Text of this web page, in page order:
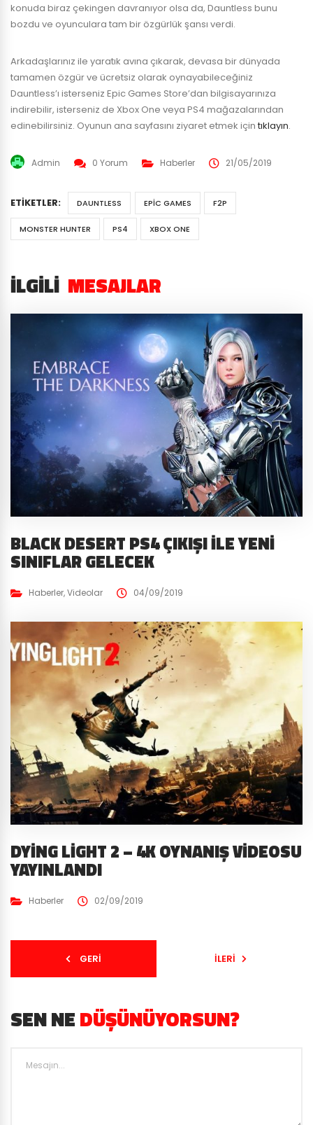
konuda biraz çekingen davranıyor olsa da, Dauntless bunu
bozdu ve oyunculara tam bir özgürlük şansı verdi.
Arkadaşlarınız ile yaratık avına çıkarak, devasa bir dünyada
tamamen özgür ve ücretsiz olarak oynayabileceğiniz
Dauntless’ı isterseniz Epic Games Store’dan bilgisayarınıza
indirebilir, isterseniz de Xbox One veya PS4 mağazalarından
edinebilirsiniz. Oyunun ana sayfasını ziyaret etmek içintıklayın.
Admin 0 Yorum Haberler 21/05/2019
ETIKETLER: DAUNTLESS EPIC GAMES F2P
MONSTER HUNTER PS4 XBOX ONE
İLGILI MESAJLAR
BLACK DESERT PS4 ÇIKIŞI İLE YENI
SINIFLAR GELECEK
Haberler,Videolar 04/09/2019
DYING LIGHT 2 – 4K OYNANIŞ VIDEOSU
YAYINLANDI
Haberler 02/09/2019
GERI İLERI
SEN NEDÜŞÜNÜYORSUN?